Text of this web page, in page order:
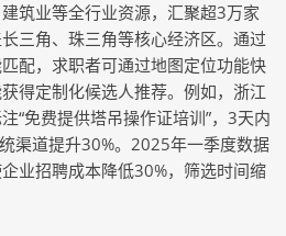
筑业等全行业资源，汇聚超3万家
三角、珠三角等核心经济区。通过
配，求职者可通过地图定位功能快
得定制化候选人推荐。例如，浙江
“免费提供塔吊操作证培训”，3天内
渠道提升30%。2025年一季度数据
业招聘成本降低30%，筛选时间缩